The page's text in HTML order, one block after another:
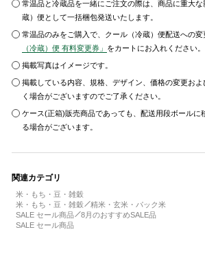
常温品と冷蔵品を一緒にご注文の際は、商品に重大
蔵）便として一括梱包発送いたします。
常温品のみをご購入で、クール（冷蔵）便配送への変
（冷蔵）便 有料変更券」 をカートにお入れください。
掲載写真はイメージです。
掲載している内容、規格、デザイン、価格の変更お
く場合がございますのでご了承ください。
ケース(正箱)販売商品であっても、配送用段ボールに
る場合がございます。
関連カテゴリ
米・もち・豆・雑穀
米・もち・豆・雑穀
精米・玄米・パック米
SALE セール商品
8月のおすすめSALE品
SALE セール商品